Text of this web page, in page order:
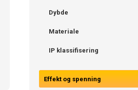
Dybde
Materiale
IP klassifisering
Effekt og spenning